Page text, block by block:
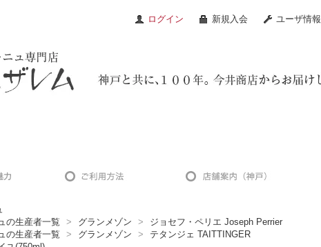
ログイン 新規入会 ユーザ情報
の生産者一覧 > グランメゾン >
ジョセフ・ペリエ Joseph Perrier
の生産者一覧 > グランメゾン >
テタンジェ TAITTINGER